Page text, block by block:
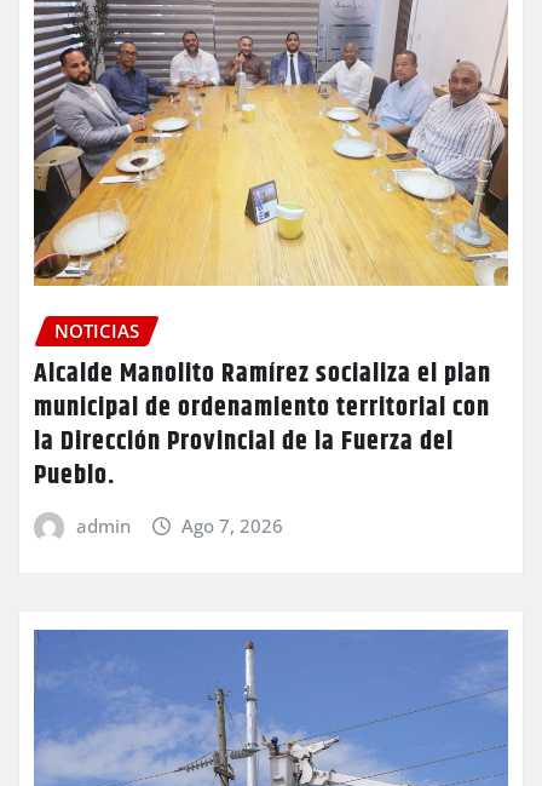
NOTICIAS
Alcalde Manolito Ramírez socializa el plan
municipal de ordenamiento territorial con
la Dirección Provincial de la Fuerza del
Pueblo.
admin Ago 7, 2026